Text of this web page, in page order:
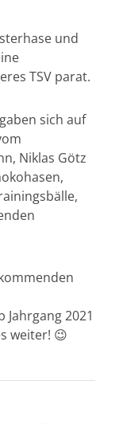
und
TSV parat.
sich auf
Niklas Götz
2021
weiter! 😉